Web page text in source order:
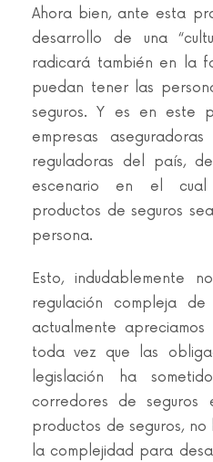
Ahora bien, ante esta
desarrollo de una
radicará también en la
puedan tener las
seguros. Y es en este
empresas
reguladoras del país,
escenario en el
productos de seguros
persona.
Esto, indudablemente
regulación compleja
actualmente
toda vez que las
legislación ha
corredores de
productos de seguros, no
la complejidad para